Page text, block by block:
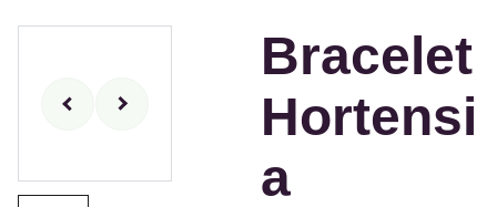
Bracelet
Hortensi
a